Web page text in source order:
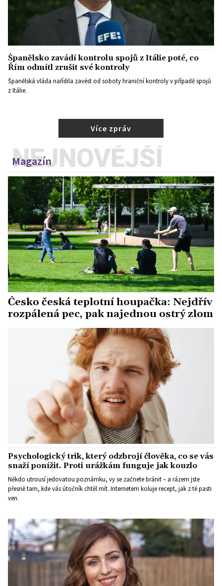
Španělsko zavádí kontrolu spojů z Itálie poté, co
Řím odmítl zrušit své kontroly
Španělská vláda nařídila zavést od soboty hraniční kontroly v případě spojů
z Itálie.
Více zpráv
Magazín
NEJNOVĚJŠÍ
Česko česká teplotní houpačka: Nejdřív
rozpálená pec, pak najednou ostrý zlom
Psychologický trik, který odzbrojí člověka, co se vás
snaží ponížit. Proti urážkám funguje jak kouzlo
Někdo utrousí jedovatou poznámku, vy se začnete bránit – a rázem jste
přesně tam, kde vás útočník chtěl mít. Internetem koluje recept, jak z té pasti
ven.